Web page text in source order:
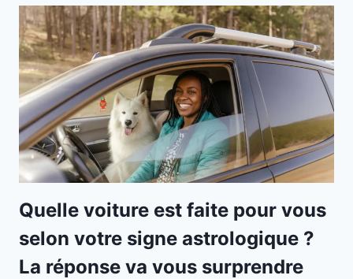
Quelle voiture est faite pour vous
selon votre signe astrologique ?
La réponse va vous surprendre